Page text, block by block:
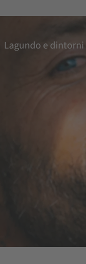
Lagundo e dintorni